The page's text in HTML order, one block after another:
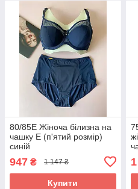
80/85Е Жіноча білизна на
чашку Е (п'ятий розмір)
синій
947 ₴ 1 147 ₴
Купити